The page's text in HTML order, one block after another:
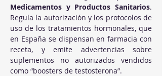
Medicamentos y Productos Sanitarios.
Regula la autorización y los protocolos de
uso de los tratamientos hormonales, que
en España se dispensan en farmacia con
receta, y emite advertencias sobre
suplementos no autorizados vendidos
como “boosters de testosterona”.